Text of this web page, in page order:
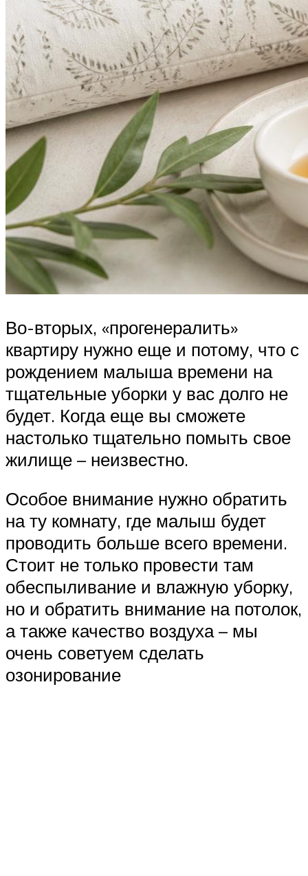
Во-вторых, «прогенералить»
квартиру нужно еще и потому, что с
рождением малыша времени на
тщательные уборки у вас долго не
будет. Когда еще вы сможете
настолько тщательно помыть свое
жилище – неизвестно.
Особое внимание нужно обратить
на ту комнату, где малыш будет
проводить больше всего времени.
Стоит не только провести там
обеспыливание и влажную уборку,
но и обратить внимание на потолок,
а также качество воздуха – мы
очень советуем сделать
озонирование